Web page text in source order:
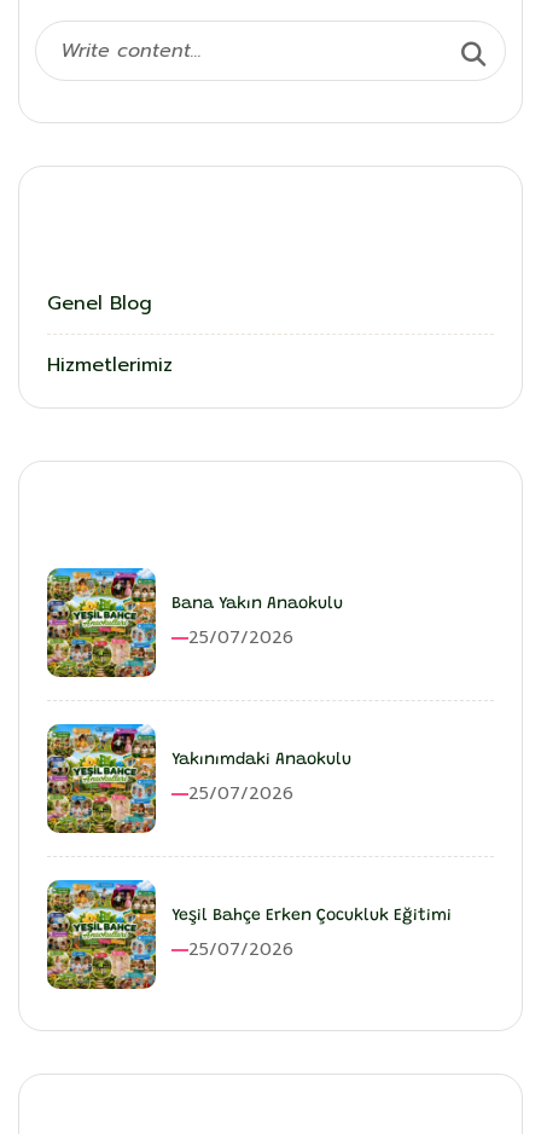
Genel Blog
Hizmetlerimiz
Bana Yakın Anaokulu
25/07/2026
Yakınımdaki Anaokulu
25/07/2026
Yeşil Bahçe Erken Çocukluk Eğitimi
25/07/2026